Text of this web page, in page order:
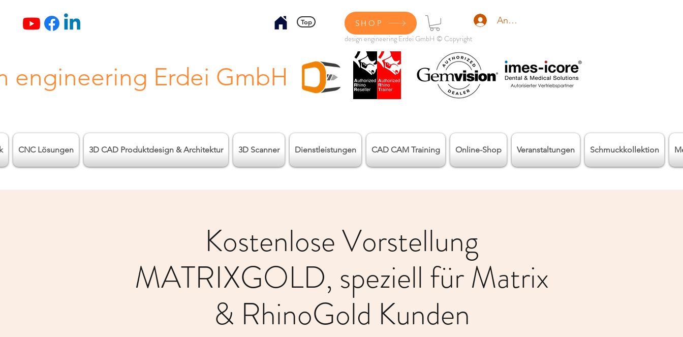
Top SHOP Anmelden
design engineering Erdei GmbH © Copyright
engineering Erdei GmbH
CNC Lösungen 3D CAD Produktdesign & Architektur 3D Scanner Dienstleistungen CAD CAM Training Online-Shop Veranstaltungen Schmuckkollektion
Kostenlose Vorstellung
MATRIXGOLD, speziell für Matrix
& RhinoGold Kunden